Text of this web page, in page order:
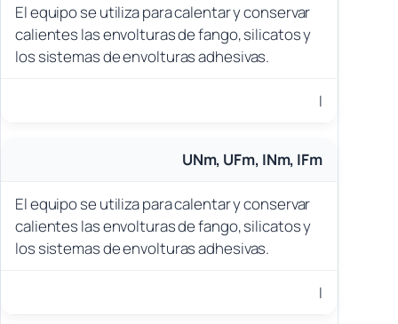
El equipo se utiliza para calentar y conservar
calientes las envolturas de fango, silicatos y
los sistemas de envolturas adhesivas.
I
UNm, UFm, INm, IFm
El equipo se utiliza para calentar y conservar
calientes las envolturas de fango, silicatos y
los sistemas de envolturas adhesivas.
I